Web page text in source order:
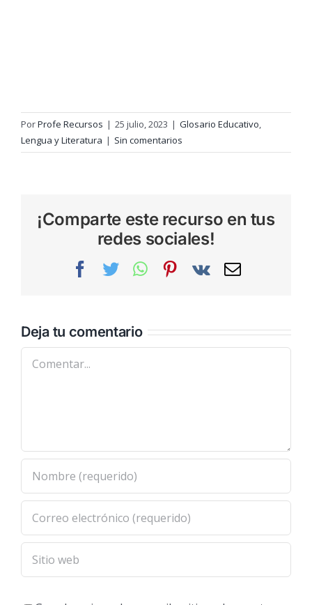
PorProfe Recursos | 25 julio, 2023 | Glosario Educativo,
Lengua y Literatura | Sin comentarios
¡Comparte este recurso en tus
redes sociales!
Facebook
TwitterWhatsAppPinterest
Vk
Correo
Deja tu comentario
Comentar